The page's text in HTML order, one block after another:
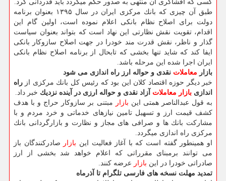
كسی كه افشاگری آن منتهی به صدور حكم میگردد باید قدردانی كرد.
طبق آن چیزی كه بانك مركزی ایران در سال ۱۳۹۵ بعنوان برنامه
دولت برای اصلاح نظام بانكی اعلام نموده است، اولین گام این
اقدام، تقویت نقش نظارتی این نهاد است كه بتواند بعنوان سیاست
گذار و ناظر، نقش قدرت مند خودرا در جهت اصلاح سازوكار بانكی
ایفا كند كه شاید تنها بخشی كه تابحال از برنامه اصلاح نظام بانكی
ایران اجرا شده این مرحله باشد.
بازار معاملات نقدی و حواله ارز راه اندازی می شود
خبر دیگر حوزه اقتصاد كلان این بود كه رئیس كل بانك مركزی از راه
اندازی بازار معاملات آزاد نقدی و حواله ارزی در آینده نزدیك خبر داد.
به قول عبدالناصر همتی این بازار
مبتنی بر سازوكار حراج و با هدف
كشف قیمت ارز و تسهیل تامین نیازهای خدماتی و خرد مردم و با
مشاركت بانك ها و صرافی های مجاز و نظارت و بازارگردانی بانك
مركزی راه اندازی میگردد.
او همینطور گفته است كه با آغاز فعالیت این بازار
صادركنندگان باز
می توانند برمبنای مقرراتی كه اعلام خواهد شد بخشی از ارز
صادراتی خودرا در این بازار عرضه كنند.
تمدید مهلت نسخه های فارسی تلگرام تا آذرماه